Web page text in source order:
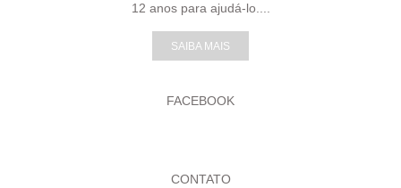
12 anos para ajudá-lo....
SAIBA MAIS
FACEBOOK
CONTATO